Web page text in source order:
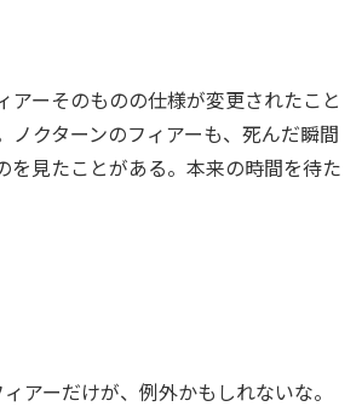
アーそのものの仕様が変更されたこと
ノクターンのフィアーも、死んだ瞬間
を見たことがある。本来の時間を待た
アーだけが、例外かもしれないな。